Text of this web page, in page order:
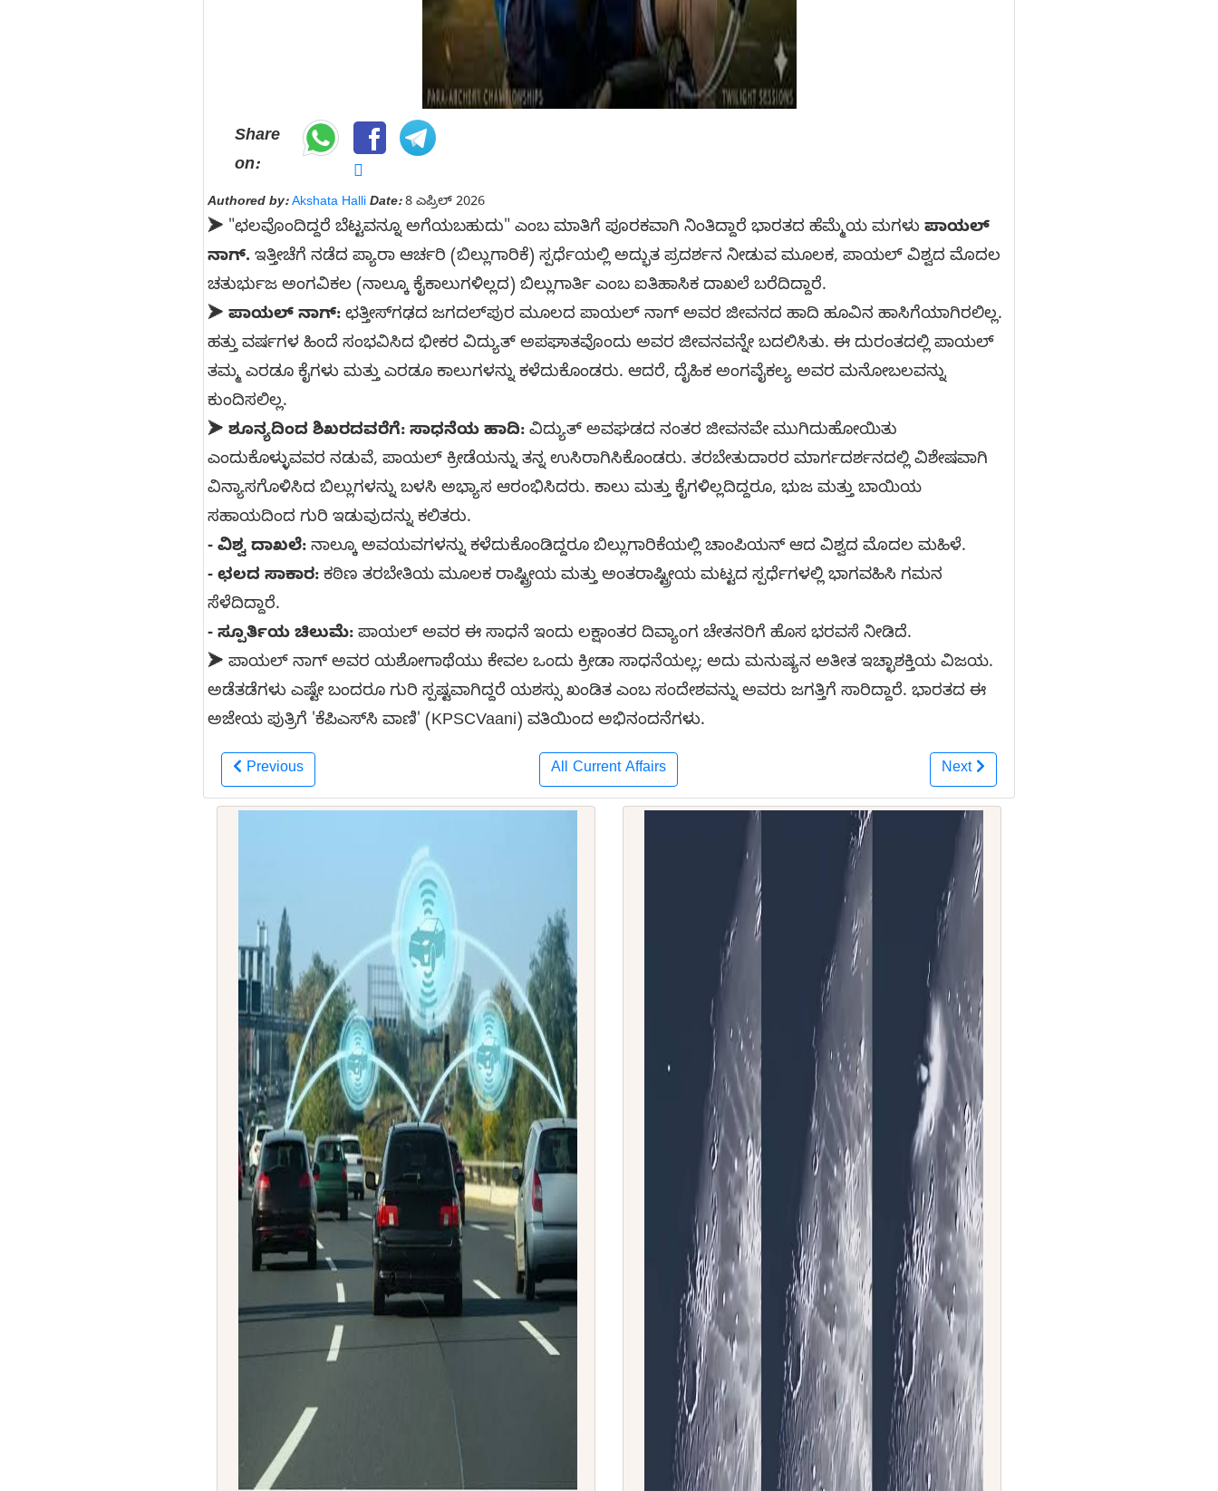
Share
on:
Authored by: Akshata Halli Date:8 ಎಪ್ರಿಲ್ 2026
➤ "ಛಲವೊಂದಿದ್ದರೆ ಬೆಟ್ಟವನ್ನೂ ಅಗೆಯಬಹುದು" ಎಂಬ ಮಾತಿಗೆ ಪೂರಕವಾಗಿ ನಿಂತಿದ್ದಾರೆ ಭಾರತದ ಹೆಮ್ಮೆಯ ಮಗಳು ಪಾಯಲ್
ನಾಗ್. ಇತ್ತೀಚೆಗೆ ನಡೆದ ಪ್ಯಾರಾ ಆರ್ಚರಿ (ಬಿಲ್ಲುಗಾರಿಕೆ) ಸ್ಪರ್ಧೆಯಲ್ಲಿ ಅದ್ಭುತ ಪ್ರದರ್ಶನ ನೀಡುವ ಮೂಲಕ, ಪಾಯಲ್ ವಿಶ್ವದ ಮೊದಲ
ಚತುರ್ಭುಜ ಅಂಗವಿಕಲ (ನಾಲ್ಕೂ ಕೈಕಾಲುಗಳಿಲ್ಲದ) ಬಿಲ್ಲುಗಾರ್ತಿ ಎಂಬ ಐತಿಹಾಸಿಕ ದಾಖಲೆ ಬರೆದಿದ್ದಾರೆ.
➤ ಪಾಯಲ್ ನಾಗ್: ಛತ್ತೀಸ್‌ಗಢದ ಜಗದಲ್‌ಪುರ ಮೂಲದ ಪಾಯಲ್ ನಾಗ್ ಅವರ ಜೀವನದ ಹಾದಿ ಹೂವಿನ ಹಾಸಿಗೆಯಾಗಿರಲಿಲ್ಲ.
ಹತ್ತು ವರ್ಷಗಳ ಹಿಂದೆ ಸಂಭವಿಸಿದ ಭೀಕರ ವಿದ್ಯುತ್ ಅಪಘಾತವೊಂದು ಅವರ ಜೀವನವನ್ನೇ ಬದಲಿಸಿತು. ಈ ದುರಂತದಲ್ಲಿ ಪಾಯಲ್
ತಮ್ಮ ಎರಡೂ ಕೈಗಳು ಮತ್ತು ಎರಡೂ ಕಾಲುಗಳನ್ನು ಕಳೆದುಕೊಂಡರು. ಆದರೆ, ದೈಹಿಕ ಅಂಗವೈಕಲ್ಯ ಅವರ ಮನೋಬಲವನ್ನು
ಕುಂದಿಸಲಿಲ್ಲ.
➤ ಶೂನ್ಯದಿಂದ ಶಿಖರದವರೆಗೆ: ಸಾಧನೆಯ ಹಾದಿ: ವಿದ್ಯುತ್ ಅವಘಡದ ನಂತರ ಜೀವನವೇ ಮುಗಿದುಹೋಯಿತು
ಎಂದುಕೊಳ್ಳುವವರ ನಡುವೆ, ಪಾಯಲ್ ಕ್ರೀಡೆಯನ್ನು ತನ್ನ ಉಸಿರಾಗಿಸಿಕೊಂಡರು. ತರಬೇತುದಾರರ ಮಾರ್ಗದರ್ಶನದಲ್ಲಿ ವಿಶೇಷವಾಗಿ
ವಿನ್ಯಾಸಗೊಳಿಸಿದ ಬಿಲ್ಲುಗಳನ್ನು ಬಳಸಿ ಅಭ್ಯಾಸ ಆರಂಭಿಸಿದರು. ಕಾಲು ಮತ್ತು ಕೈಗಳಿಲ್ಲದಿದ್ದರೂ, ಭುಜ ಮತ್ತು ಬಾಯಿಯ
ಸಹಾಯದಿಂದ ಗುರಿ ಇಡುವುದನ್ನು ಕಲಿತರು.
- ವಿಶ್ವ ದಾಖಲೆ: ನಾಲ್ಕೂ ಅವಯವಗಳನ್ನು ಕಳೆದುಕೊಂಡಿದ್ದರೂ ಬಿಲ್ಲುಗಾರಿಕೆಯಲ್ಲಿ ಚಾಂಪಿಯನ್ ಆದ ವಿಶ್ವದ ಮೊದಲ ಮಹಿಳೆ.
- ಛಲದ ಸಾಕಾರ: ಕಠಿಣ ತರಬೇತಿಯ ಮೂಲಕ ರಾಷ್ಟ್ರೀಯ ಮತ್ತು ಅಂತರಾಷ್ಟ್ರೀಯ ಮಟ್ಟದ ಸ್ಪರ್ಧೆಗಳಲ್ಲಿ ಭಾಗವಹಿಸಿ ಗಮನ
ಸೆಳೆದಿದ್ದಾರೆ.
- ಸ್ಪೂರ್ತಿಯ ಚಿಲುಮೆ: ಪಾಯಲ್ ಅವರ ಈ ಸಾಧನೆ ಇಂದು ಲಕ್ಷಾಂತರ ದಿವ್ಯಾಂಗ ಚೇತನರಿಗೆ ಹೊಸ ಭರವಸೆ ನೀಡಿದೆ.
➤ ಪಾಯಲ್ ನಾಗ್ ಅವರ ಯಶೋಗಾಥೆಯು ಕೇವಲ ಒಂದು ಕ್ರೀಡಾ ಸಾಧನೆಯಲ್ಲ; ಅದು ಮನುಷ್ಯನ ಅತೀತ ಇಚ್ಛಾಶಕ್ತಿಯ ವಿಜಯ.
ಅಡೆತಡೆಗಳು ಎಷ್ಟೇ ಬಂದರೂ ಗುರಿ ಸ್ಪಷ್ಟವಾಗಿದ್ದರೆ ಯಶಸ್ಸು ಖಂಡಿತ ಎಂಬ ಸಂದೇಶವನ್ನು ಅವರು ಜಗತ್ತಿಗೆ ಸಾರಿದ್ದಾರೆ. ಭಾರತದ ಈ
ಅಜೇಯ ಪುತ್ರಿಗೆ 'ಕೆಪಿಎಸ್‌ಸಿ ವಾಣಿ' (KPSCVaani) ವತಿಯಿಂದ ಅಭಿನಂದನೆಗಳು.
Previous All Current Affairs Next